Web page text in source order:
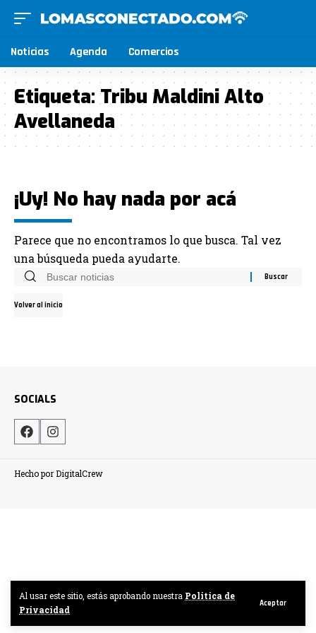
Al usar este sitio, estás aprobando nuestra Politica de
Privacidad
Aceptar
Noticias Agenda Comercios
Etiqueta:Tribu Maldini Alto
Avellaneda
¡Uy! No hay nada por acá
Parece que no encontramos lo que busca. Tal vez
una búsqueda pueda ayudarte.
Volver al inicio
SOCIALS
Hecho por DigitalCrew